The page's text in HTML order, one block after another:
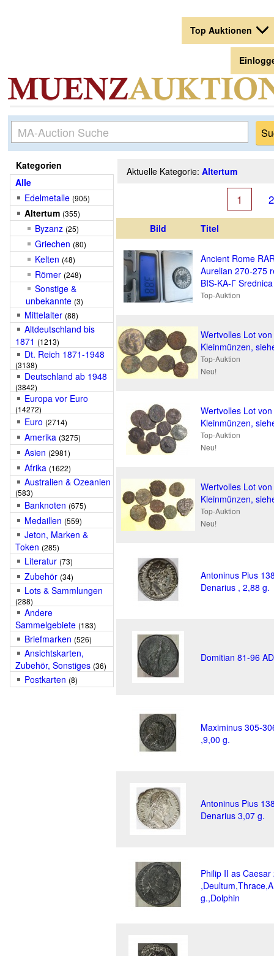
Top Auktionen
Kategorien
Alle
Edelmetalle (905)
Altertum (355)
Byzanz (25)
Griechen (80)
Kelten (48)
Römer (248)
Sonstige &
unbekannte (3)
Mittelalter (88)
Altdeutschland bis
1871 (1213)
Dt. Reich 1871-1948
(3138)
Deutschland ab 1948
(3842)
Europa vor Euro
(14272)
Euro (2714)
Amerika (3275)
Asien (2981)
Afrika (1622)
Australien & Ozeanien
(583)
Banknoten (675)
Medaillen (559)
Jeton, Marken &
Token (285)
Literatur (73)
Zubehör (34)
Lots & Sammlungen
(288)
Andere
Sammelgebiete (183)
Briefmarken (526)
Ansichtskarten,
Zubehör, Sonstiges (36)
Postkarten (8)
Aktuelle Kategorie: Altertum
1 2
Bild Titel
Ancient Rome
Aurelian 270-275
BIS-KA-Г
Top-Auktion
Wertvolles Lot
Kleinmünzen,
Top-Auktion
Neu!
Wertvolles Lot
Kleinmünzen,
Top-Auktion
Neu!
Wertvolles Lot
Kleinmünzen,
Top-Auktion
Neu!
Antoninus Pius
Denarius , 2,88 g.
Domitian 81-96
Maximinus 305-
,9,00 g.
Antoninus Pius
Denarius 3,07 g.
Philip II as
g.,Dolphin